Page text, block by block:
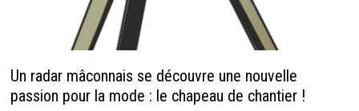
Un radar mâconnais se découvre une nouvelle
passion pour la mode : le chapeau de chantier !